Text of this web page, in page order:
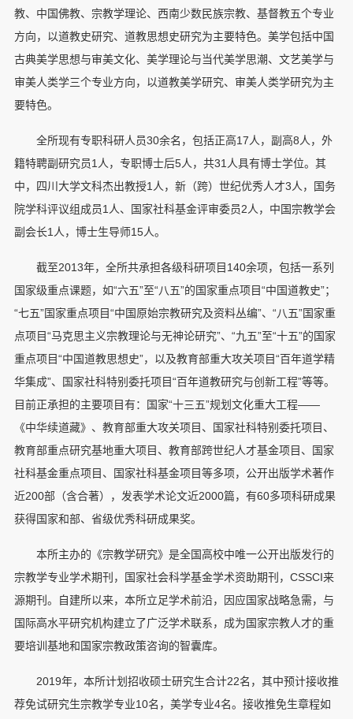
教、中国佛教、宗教学理论、西南少数民族宗教、基督教五个专业
方向，以道教史研究、道教思想史研究为主要特色。美学包括中国
古典美学思想与审美文化、美学理论与当代美学思潮、文艺美学与
审美人类学三个专业方向，以道教美学研究、审美人类学研究为主
要特色。
全所现有专职科研人员30余名，包括正高17人，副高8人，外
籍特聘副研究员1人，专职博士后5人，共31人具有博士学位。其
中，四川大学文科杰出教授1人，新（跨）世纪优秀人才3人，国务
院学科评议组成员1人、国家社科基金评审委员2人，中国宗教学会
副会长1人，博士生导师15人。
截至2013年，全所共承担各级科研项目140余项，包括一系列
国家级重点课题，如“六五”至“八五”的国家重点项目“中国道教史”；
“七五”国家重点项目“中国原始宗教研究及资料丛编”、“八五”国家重
点项目“马克思主义宗教理论与无神论研究”、“九五”至“十五”的国家
重点项目“中国道教思想史”，以及教育部重大攻关项目“百年道学精
华集成”、国家社科特别委托项目“百年道教研究与创新工程”等等。
目前正承担的主要项目有：国家“十三五”规划文化重大工程——
《中华续道藏》、教育部重大攻关项目、国家社科特别委托项目、
教育部重点研究基地重大项目、教育部跨世纪人才基金项目、国家
社科基金重点项目、国家社科基金项目等多项，公开出版学术著作
近200部（含合著），发表学术论文近2000篇，有60多项科研成果
获得国家和部、省级优秀科研成果奖。
本所主办的《宗教学研究》是全国高校中唯一公开出版发行的
宗教学专业学术期刊，国家社会科学基金学术资助期刊，CSSCI来
源期刊。自建所以来，本所立足学术前沿，因应国家战略急需，与
国际高水平研究机构建立了广泛学术联系，成为国家宗教人才的重
要培训基地和国家宗教政策咨询的智囊库。
2019年，本所计划招收硕士研究生合计22名，其中预计接收推
荐免试研究生宗教学专业10名，美学专业4名。接收推免生章程如